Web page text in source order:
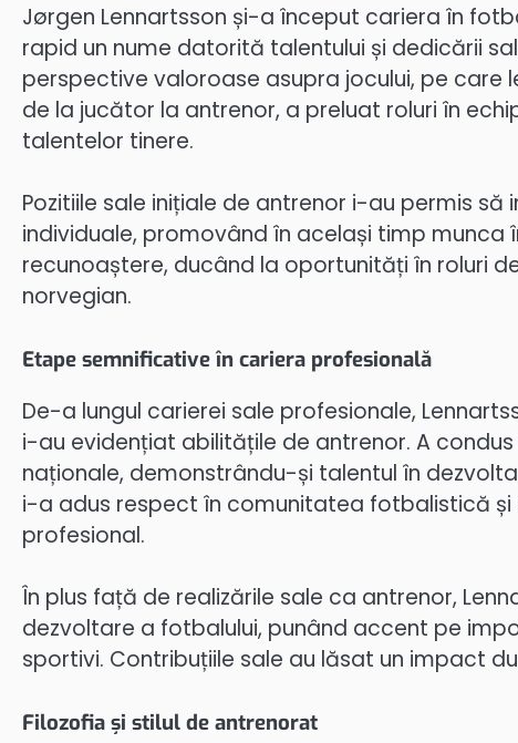
Jørgen Lennartsson și-a început cariera în
rapid un nume datorită talentului și dedicării
perspective valoroase asupra jocului, pe
de la jucător la antrenor, a preluat roluri în
talentelor tinere.
Pozitiile sale inițiale de antrenor i-au permis
individuale, promovând în același timp
recunoaștere, ducând la oportunități în roluri
norvegian.
Etape semnificative în cariera profesională
De-a lungul carierei sale profesionale,
i-au evidențiat abilitățile de antrenor. A
naționale, demonstrându-și talentul în
i-a adus respect în comunitatea fotbalistică
profesional.
În plus față de realizările sale ca antrenor,
dezvoltare a fotbalului, punând accent pe
sportivi. Contribuțiile sale au lăsat un impact
Filozofia și stilul de antrenorat